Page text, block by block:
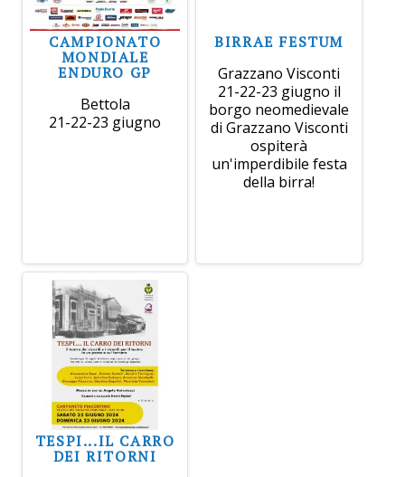
CAMPIONATO
MONDIALE
ENDURO GP
Bettola
21-22-23 giugno
BIRRAE FESTUM
Grazzano Visconti
21-22-23 giugno il
borgo neomedievale
di Grazzano Visconti
ospiterà
un'imperdibile festa
della birra!
TESPI...IL CARRO
DEI RITORNI